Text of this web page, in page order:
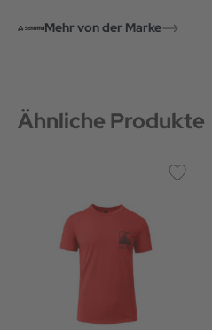
Mehr von der Marke
Ähnliche Produkte